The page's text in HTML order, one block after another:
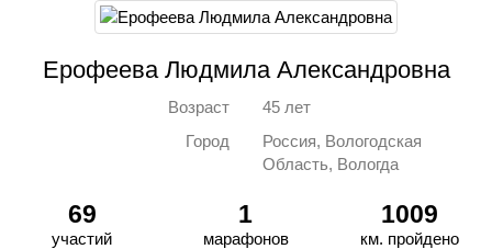
Ерофеева Людмила Александровна
Возраст
45 лет
Город
Россия, Вологодская
Область, Вологда
69
участий
1
марафонов
1009
км. пройдено